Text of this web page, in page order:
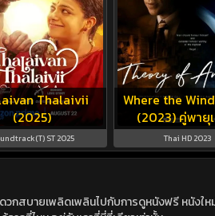
Thalaivii
(2025)
ST 2025
Where the
(2023) คู่พายุ
Thai HD 2023
กสบายเพลิดเพลินไปกับการดูหนังฟรี หนังใ